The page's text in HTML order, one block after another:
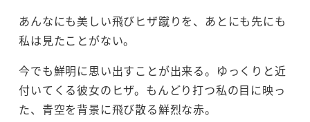
あんなにも美しい飛びヒザ蹴りを、あとにも先にも
私は見たことがない。
今でも鮮明に思い出すことが出来る。ゆっくりと近
付いてくる彼女のヒザ。もんどり打つ私の目に映っ
た、青空を背景に飛び散る鮮烈な赤。